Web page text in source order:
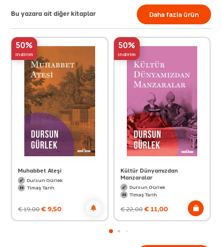
Bu yazara ait diğer kitaplar Daha fazla ürün
50%
indirim
Muhabbet Ateşi
Dursun Gürlek
Timaş Tarih
€19,00€9,50
50%
indirim
Kültür Dünyamızdan
Manzaralar
Dursun Gürlek
Timaş Tarih
€22,00€11,00